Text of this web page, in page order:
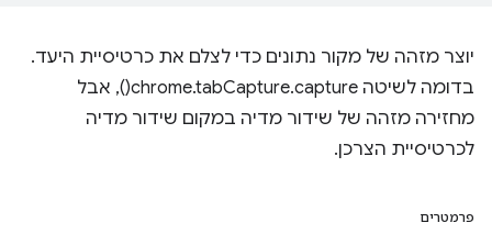
יוצר מזהה של מקור נתונים כדי לצלם את כרטיסיית היעד.
בדומה לשיטה chrome.tabCapture.capture(), אבל
מחזירה מזהה של שידור מדיה במקום שידור מדיה
לכרטיסיית הצרכן.
פרמטרים